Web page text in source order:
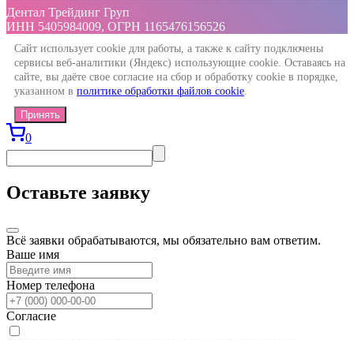
Дентал Трейдинг Груп
ИНН 5405984009, ОГРН 1165476156526
Сайт использует cookie для работы, а также к сайту подключены
сервисы веб-аналитики (Яндекс) использующие cookie. Оставаясь на
сайте, вы даёте свое согласие на сбор и обработку cookie в порядке,
указанном в политике обработки файлов cookie.
Принять
0
Оставьте заявку
Всё заявки обрабатываются, мы обязательно вам ответим.
Ваше имя
Номер телефона
Согласие